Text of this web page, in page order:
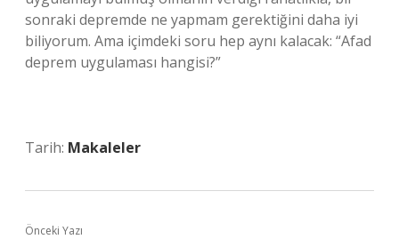
sonraki depremde ne yapmam gerektiğini daha iyi
biliyorum. Ama içimdeki soru hep aynı kalacak: “Afad
deprem uygulaması hangisi?”
Tarih: Makaleler
Önceki Yazı